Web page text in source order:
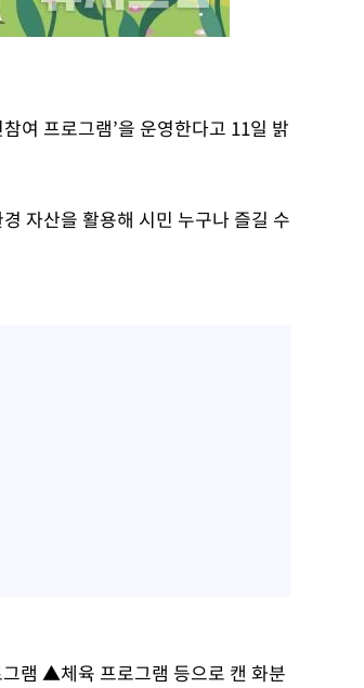
여 프로그램’을 운영한다고 11일 밝
자산을 활용해 시민 누구나 즐길 수
램 ▲체육 프로그램 등으로 캔 화분